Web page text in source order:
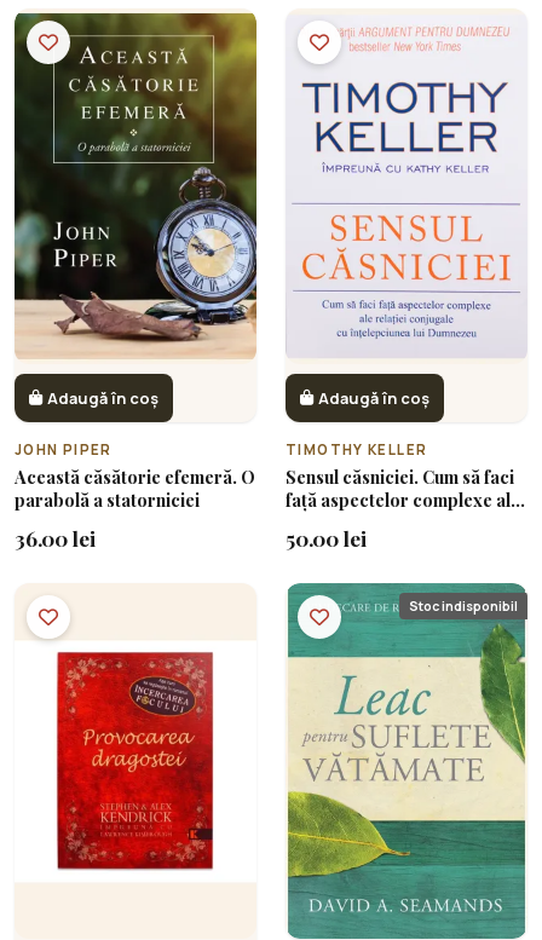
Adaugă în coș
JOHN PIPER
Această căsătorie efemeră. O
parabolă a statorniciei
36.00 lei
Adaugă în coș
TIMOTHY KELLER
Sensul căsniciei. Cum să faci
față aspectelor complexe ale
înțelepciunea lui Dumnezeu
50.00 lei
Stoc indisponibil